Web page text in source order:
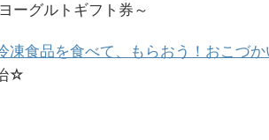
ーグルトギフト券～
食品を食べて、もらおう！おこづか
☆